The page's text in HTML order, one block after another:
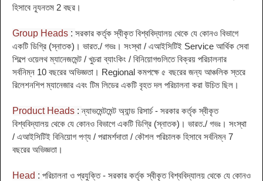
হিসাবে ন্যূনতম 2 বছর ।
Group Heads : সরকার কর্তৃক স্বীকৃত বিশ্ববিদ্যালয় থেকে যে কোনও বিভাগে
একটি ডিগ্রি (স্নাতক)। ভারত./ গভঃ। সংস্থা / এআইসিটিই Service আর্থিক সেবা
শিল্পে ওয়েলথ ম্যানেজমেন্ট / খুচরা ব্যাংকিং / বিনিয়োগগুলিতে বিক্রয় পরিচালনার
সর্বনিম্ন 10 বছরের অভিজ্ঞতা। Regional কমপক্ষে ৫ বছরের জন্য আঞ্চলিক স্তরে
রিলেশনশিপ ম্যানেজার এবং টিম লিডের একটি বৃহত দল পরিচালনা করা উচিত ছিল ।
Product Heads :ন্যাভমেন্টমেন্ট অ্যান্ড রিসার্চ - সরকার কর্তৃক স্বীকৃত
বিশ্ববিদ্যালয় থেকে যে কোনও বিভাগে একটি ডিগ্রি (স্নাতক)। ভারত./ গভঃ। সংস্থা
/ এআইসিটিই বিনিয়োগ পণ্য / পরামর্শদাতা / কৌশল পরিচালক হিসাবে সর্বনিম্ন 7
বছরের অভিজ্ঞতা ।
Head : পরিচালনা ও প্রযুক্তি - সরকার কর্তৃক স্বীকৃত বিশ্ববিদ্যালয় থেকে যে কোনও